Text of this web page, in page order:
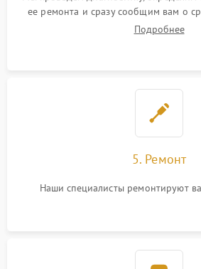
ее ремонта и сразу сообщим вам о
Подробнее
5. Ремонт
Наши специалисты ремонтируют